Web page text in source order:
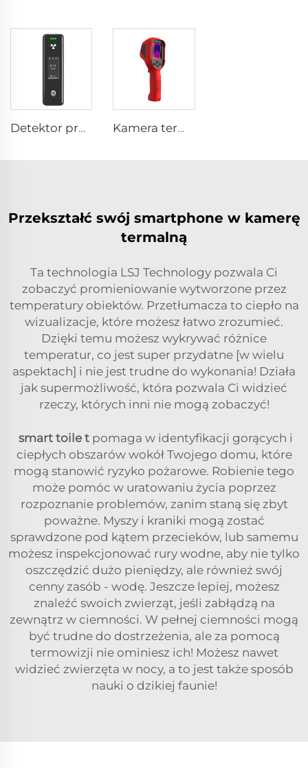
Detektor promieniowania jądrowego SEED-RA Kamera termowizyjna E310Plus
Przekształć swój smartphone w kamerę
termalną
Ta technologia LSJ Technology pozwala Ci
zobaczyć promieniowanie wytworzone przez
temperatury obiektów. Przetłumacza to ciepło na
wizualizacje, które możesz łatwo zrozumieć.
Dzięki temu możesz wykrywać różnice
temperatur, co jest super przydatne [w wielu
aspektach] i nie jest trudne do wykonania! Działa
jak supermożliwość, która pozwala Ci widzieć
rzeczy, których inni nie mogą zobaczyć!
smart toile t pomaga w identyfikacji gorących i
ciepłych obszarów wokół Twojego domu, które
mogą stanowić ryzyko pożarowe. Robienie tego
może pomóc w uratowaniu życia poprzez
rozpoznanie problemów, zanim staną się zbyt
poważne. Myszy i kraniki mogą zostać
sprawdzone pod kątem przecieków, lub samemu
możesz inspekcjonować rury wodne, aby nie tylko
oszczędzić dużo pieniędzy, ale również swój
cenny zasób - wodę. Jeszcze lepiej, możesz
znaleźć swoich zwierząt, jeśli zabłądzą na
zewnątrz w ciemności. W pełnej ciemności mogą
być trudne do dostrzeżenia, ale za pomocą
termowizji nie ominiesz ich! Możesz nawet
widzieć zwierzęta w nocy, a to jest także sposób
nauki o dzikiej faunie!